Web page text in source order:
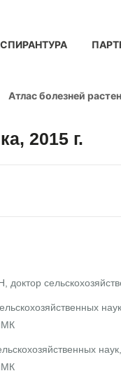
Атлас болезней
2015 г.
доктор